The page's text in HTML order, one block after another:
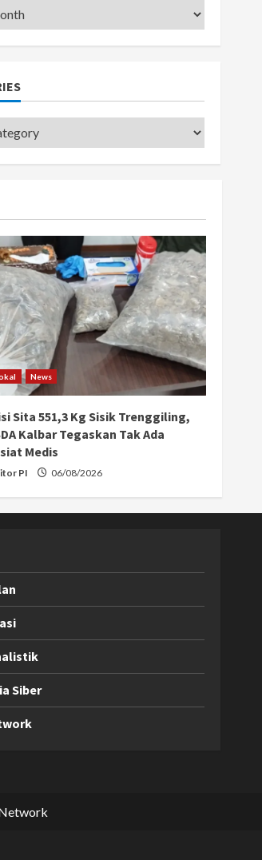
News
Sita 551,3 Kg Sisik Trenggiling,
Kalbar Tegaskan Tak Ada
Medis
PI 06/08/2026
Siber